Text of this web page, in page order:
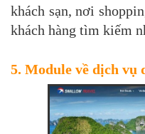
khách sạn, nơi
khách hàng tìm kiếm
5. Module về dịch vụ